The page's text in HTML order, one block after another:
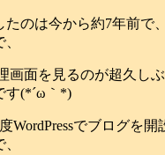
たのは今から約7年前で
画面を見るのが超久し
す(*´ω｀*)
WordPressでブログを開